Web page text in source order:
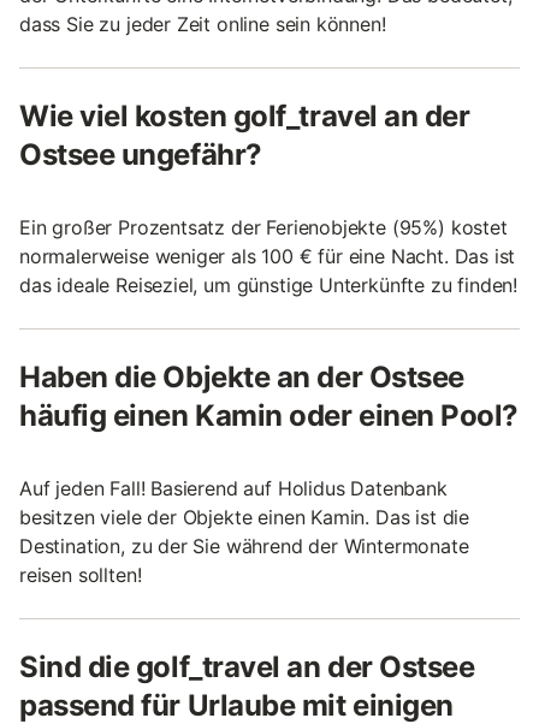
dass Sie zu jeder Zeit online sein können!
Wie viel kosten golf_travel an der
Ostsee ungefähr?
Ein großer Prozentsatz der Ferienobjekte (95%) kostet
normalerweise weniger als 100 € für eine Nacht. Das ist
das ideale Reiseziel, um günstige Unterkünfte zu finden!
Haben die Objekte an der Ostsee
häufig einen Kamin oder einen Pool?
Auf jeden Fall! Basierend auf Holidus Datenbank
besitzen viele der Objekte einen Kamin. Das ist die
Destination, zu der Sie während der Wintermonate
reisen sollten!
Sind die golf_travel an der Ostsee
passend für Urlaube mit einigen